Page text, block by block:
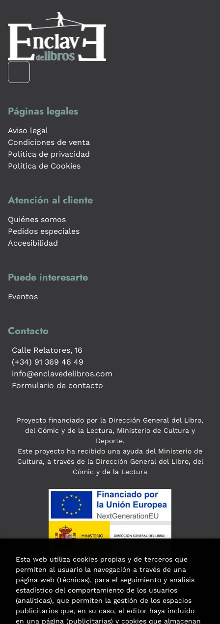
Páginas legales
Aviso legal
Condiciones de venta
Política de privacidad
Política de Cookies
Atención al cliente
Quiénes somos
Pedidos especiales
Accesibilidad
Puede interesarte
Eventos
Contacto
Calle Relatores, 16
(+34) 91 369 46 49
info@enclavedelibros.com
Formulario de contacto
Proyecto financiado por la Dirección General del Libro,
del Cómic y de la Lectura, Ministerio de Cultura y
Deporte.
Este proyecto ha recibido una ayuda del Ministerio de
Cultura, a través de la Dirección General del Libro, del
Cómic y de la Lectura
Esta web utiliza cookies propias y de terceros que
permiten al usuario la navegación a través de una
página web (técnicas), para el seguimiento y análisis
estadístico del comportamiento de los usuarios
(analíticas), que permiten la gestión de los espacios
publicitarios que, en su caso, el editor haya incluido
en una página (publicitarias) y cookies que almacenan